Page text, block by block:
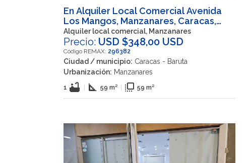
En Alquiler Local Comercial Avenida
Los Mangos, Manzanares, Caracas,
Baruta, Miranda, 1080, VEN
Alquiler local comercial, Manzanares
Precio: USD $348,00 USD
Código REMAX: 296382
Ciudad / municipio: Caracas - Baruta
Urbanización: Manzanares
1 bathtub | square_foot 59 m² | flip_to_front 59 m²